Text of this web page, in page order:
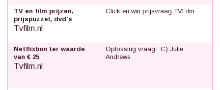
TV en film prijzen,
prijspuzzel, dvd's
Tvfilm.nl
Click en win prijsvraag TVFilm
Netflixbon ter waarde
van € 25
Tvfilm.nl
Oplossing vraag : C) Julie
Andrews